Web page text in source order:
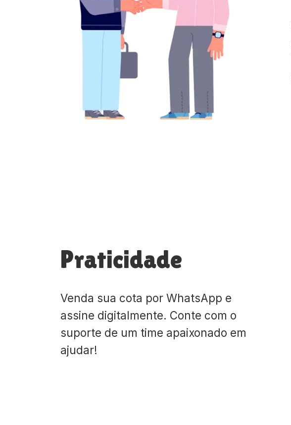
Praticidade
Venda sua cota por WhatsApp e
assine digitalmente. Conte com o
suporte de um time apaixonado em
ajudar!